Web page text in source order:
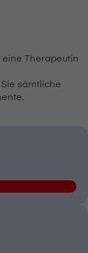
Therapeutin
sämtliche